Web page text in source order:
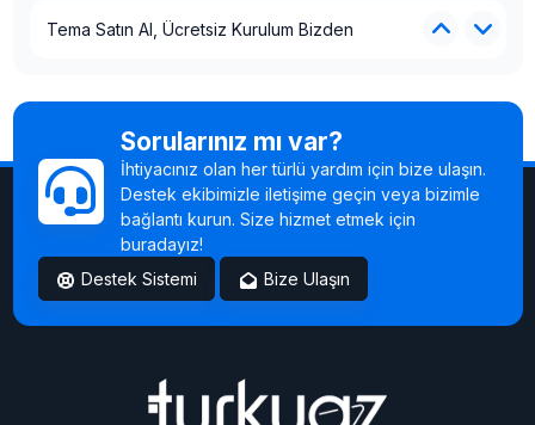
Tema Satın Al, Ücretsiz Kurulum Bizden
Satışlarınızı Artıran Tasarımlar
Tema Satın Al, Ücretsiz Kurulum Bizden
Sorularınız mı var?
İhtiyacınız olan her türlü yardım için bize ulaşın.
Destek ekibimizle iletişime geçin veya bizimle
bağlantı kurun. Size hizmet etmek için
buradayız!
Destek Sistemi
Bize Ulaşın